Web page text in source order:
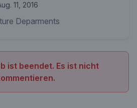
11, 2016
Deparments
ist beendet. Es ist nicht